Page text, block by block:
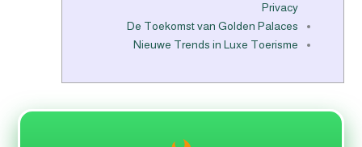
Privacy
De Toekomst van Golden Palaces
Nieuwe Trends in Luxe Toerisme